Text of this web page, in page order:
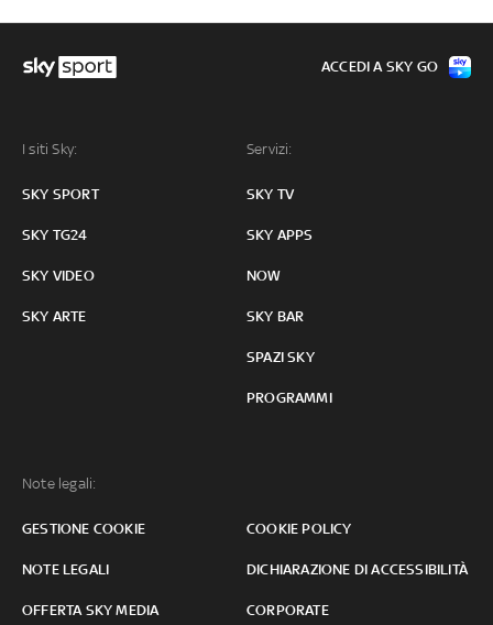
I siti Sky:
SKY SPORT
SKY TG24
SKY VIDEO
SKY ARTE
Servizi:
SKY TV
SKY APPS
NOW
SKY BAR
SPAZI SKY
PROGRAMMI
Note legali:
GESTIONE COOKIE COOKIE POLICY
NOTE LEGALI DICHIARAZIONE DI ACCESSIBILITÀ
OFFERTA SKY MEDIA CORPORATE
ACCEDI A SKY GO